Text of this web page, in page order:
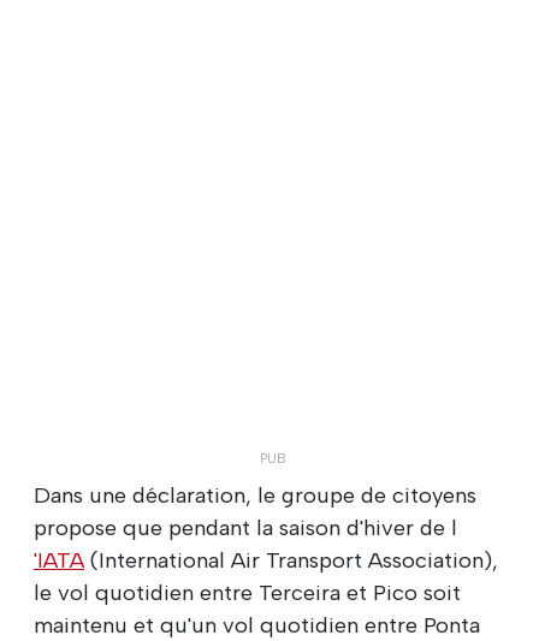
Dans une déclaration, le groupe de citoyens
propose que pendant la saison d'hiver de l
'IATA (International Air Transport Association),
le vol quotidien entre Terceira et Pico soit
maintenu et qu'un vol quotidien entre Ponta